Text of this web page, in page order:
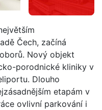
Čech, začíná
Nový objekt
porodnické kliniky v
Dlouho
etapám v
ovlivní parkování i